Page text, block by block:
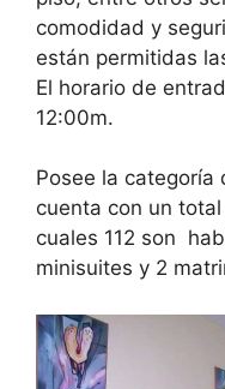
comodidad y
están permitidas
El horario de
12:00m.
Posee la categoría
cuenta con un
cuales 112 son
minisuites y 2